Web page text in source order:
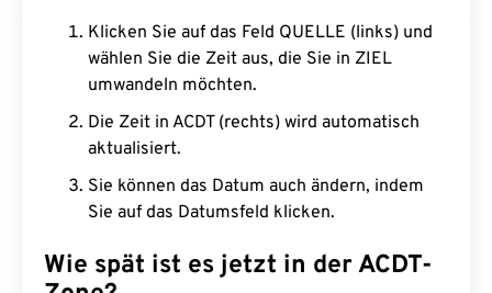
Klicken Sie auf das Feld QUELLE (links) und
wählen Sie die Zeit aus, die Sie in ZIEL
umwandeln möchten.
Die Zeit in ACDT (rechts) wird automatisch
aktualisiert.
Sie können das Datum auch ändern, indem
Sie auf das Datumsfeld klicken.
Wie spät ist es jetzt in der ACDT-